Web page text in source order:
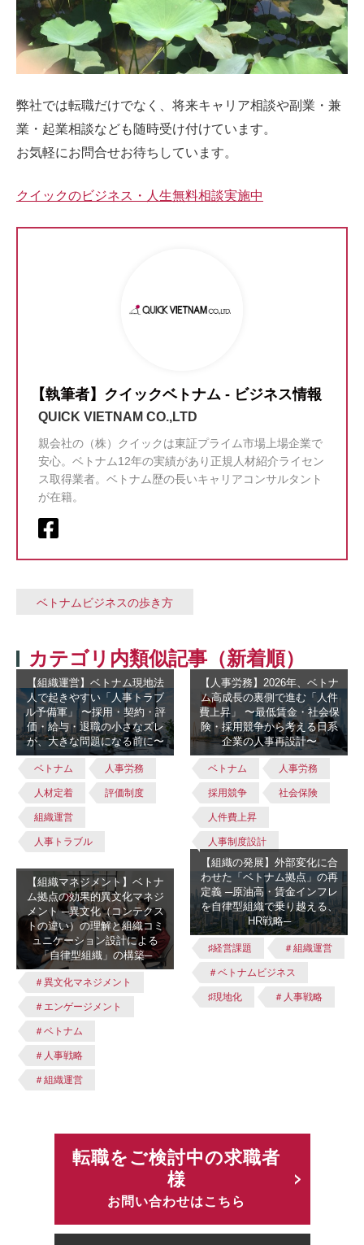
弊社では転職だけでなく、将来キャリア相談や副業・兼
業・起業相談なども随時受け付けています。
お気軽にお問合せお待ちしています。
クイックのビジネス・人生無料相談実施中
【執筆者】クイックベトナム - ビジネス情報
QUICK VIETNAM CO.,LTD
親会社の（株）クイックは東証プライム市場上場企業で
安心。ベトナム12年の実績があり正規人材紹介ライセン
ス取得業者。ベトナム歴の長いキャリアコンサルタント
が在籍。
ベトナムビジネスの歩き方
カテゴリ内類似記事（新着順）
【組織運営】ベトナム現地法
人で起きやすい「人事トラブ
ル予備軍」 〜採用・契約・評
価・給与・退職の小さなズレ
が、大きな問題になる前に〜
ベトナム 人事労務
人材定着 評価制度
組織運営
人事トラブル
【人事労務】2026年、ベトナ
ム高成長の裏側で進む「人件
費上昇」 〜最低賃金・社会保
険・採用競争から考える日系
企業の人事再設計〜
ベトナム 人事労務
採用競争 社会保険
人件費上昇
人事制度設計
【組織マネジメント】ベトナ
ム拠点の効果的異文化マネジ
メント ─異文化（コンテクス
トの違い）の理解と組織コミ
ュニケーション設計による
「自律型組織」の構築─
＃異文化マネジメント
＃エンゲージメント
＃ベトナム
＃人事戦略
＃組織運営
【組織の発展】外部変化に合
わせた「ベトナム拠点」の再
定義 ─原油高・賃金インフレ
を自律型組織で乗り越える、
HR戦略─
♯経営課題 ＃組織運営
＃ベトナムビジネス
♯現地化 ＃人事戦略
転職をご検討中の求職者
様
お問い合わせはこちら